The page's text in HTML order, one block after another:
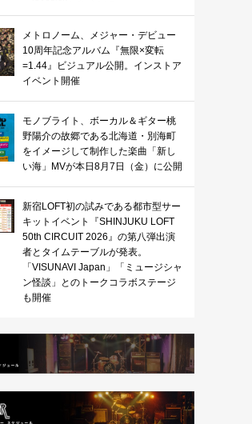
メトロノーム、メジャー・デビュー
10周年記念アルバム『無限×変転
=1.44』ビジュアル公開。インストア
イベント開催
モノブライト、ボーカル＆ギター桃
野陽介の故郷である北海道・別海町
をイメージして制作した楽曲「新し
い海」MVが本日8月7日（金）に公開
新宿LOFT初の試みである都市型サー
キットイベント『SHINJUKU LOFT
50th CIRCUIT 2026』の第八弾出演
者とタイムテーブルが発表。
「VISUNAVI Japan」「ミュージシャ
ン怪談」とのトークコラボステージ
も開催